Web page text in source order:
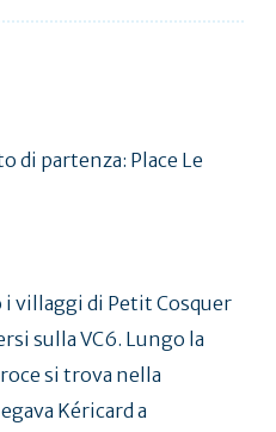
di partenza: Place Le
villaggi di Petit Cosquer
sulla VC6. Lungo la
si trova nella
Kéricard a